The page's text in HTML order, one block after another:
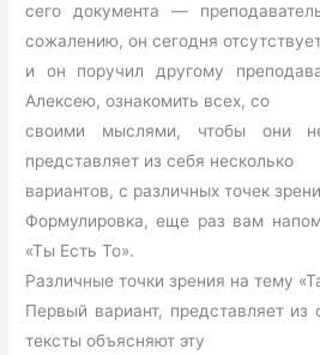
сего документа —
сожалению, он сегодня
и он поручил другому
Алексею, ознакомить всех, со
своими мыслями, чтобы они
представляет из себя несколько
вариантов, с различных точек
Формулировка, еще раз вам
«Ты Есть То».
Различные точки зрения на тему
Первый вариант, представляет из
тексты объясняют эту